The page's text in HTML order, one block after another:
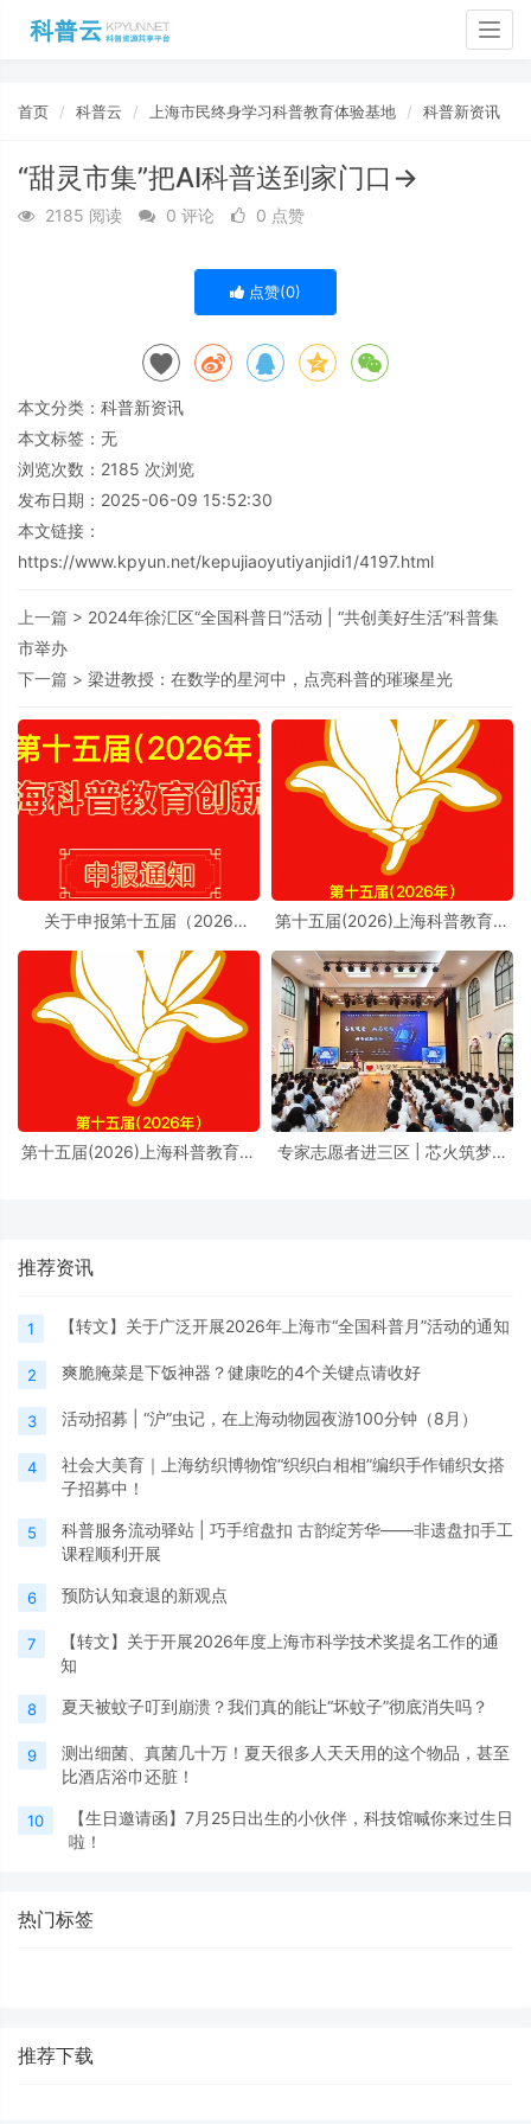
首页 科普云 上海市民终身学习科普教育体验基地 科普新资讯
“甜灵市集”把AI科普送到家门口→
2185 阅读 0 评论 0 点赞
点赞(0)
本文分类： 科普新资讯
本文标签：无
浏览次数： 2185 次浏览
发布日期：2025-06-09 15:52:30
本文链接：
https://www.kpyun.net/kepujiaoyutiyanjidi1/4197.html
上一篇 > 2024年徐汇区“全国科普日”活动 | “共创美好生活”科普集
市举办
下一篇 > 梁进教授：在数学的星河中，点亮科普的璀璨星光
关于申报第十五届（2026
知
第十五届(2026)上海科普教育创
第十五届(2026)上海科普教育创
专家志愿者进三区 | 芯火筑梦进
推荐资讯
1 【转文】关于广泛开展2026年上海市“全国科普月”活动的通知
2 爽脆腌菜是下饭神器？健康吃的4个关键点请收好
3 活动招募 | “沪”虫记，在上海动物园夜游100分钟（8月）
4
社会大美育｜上海纺织博物馆“织织白相相”编织手作铺织女搭
子招募中！
5
科普服务流动驿站 | 巧手绾盘扣 古韵绽芳华——非遗盘扣手工
课程顺利开展
6 预防认知衰退的新观点
7
【转文】关于开展2026年度上海市科学技术奖提名工作的通
知
8 夏天被蚊子叮到崩溃？我们真的能让“坏蚊子”彻底消失吗？
9
测出细菌、真菌几十万！夏天很多人天天用的这个物品，甚至
比酒店浴巾还脏！
10
【生日邀请函】7月25日出生的小伙伴，科技馆喊你来过生日
啦！
热门标签
推荐下载